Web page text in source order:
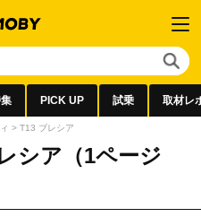
PICK UP 試乗 取材レ
> T13 ブレシア
シア（1ページ